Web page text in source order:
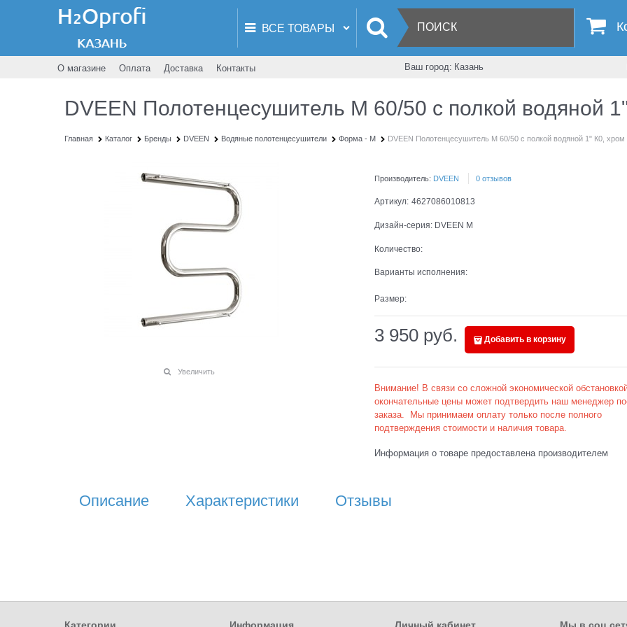
О магазине Оплата Доставка Контакты Ваш город: Казань
DVEEN Полотенцесушитель M 60/50 c полкой водяной
Главная Каталог Бренды DVEEN Водяные полотенцесушители Форма - М DVEEN Полотенцесушитель M 60/50 c полкой водяной 1" К0, хром
Увеличить
Производитель: DVEEN 0 отзывов
Артикул: 4627086010813
Дизайн-серия: DVEEN M
Количество:
Варианты исполнения:
Размер:
3 950 руб. Добавить в корзину
Внимание! В связи со сложной экономической
окончательные цены может подтвердить наш менеджер
заказа. Мы принимаем оплату только после полного
подтверждения стоимости и наличия товара.
Информация о товаре предоставлена производителем
Описание Характеристики Отзывы
Категории Информация Личный кабинет Мы в соц